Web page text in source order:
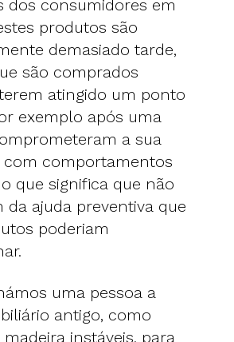
dos consumidores em
produtos são
demasiado tarde,
são comprados
atingido um ponto
exemplo após uma
a sua
com comportamentos
que significa que não
da ajuda preventiva que
poderiam
uma pessoa a
antigo, como
instáveis, para